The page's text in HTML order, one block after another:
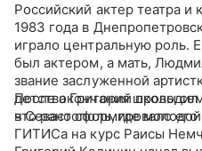
Российский актер театра
1983 года в
играло центральную роль.
был актером, а мать,
звание заслуженной
детства Григорий
что рано сформировало
После окончания школы
в Севастополь, где
ГИТИСа на курс Раисы